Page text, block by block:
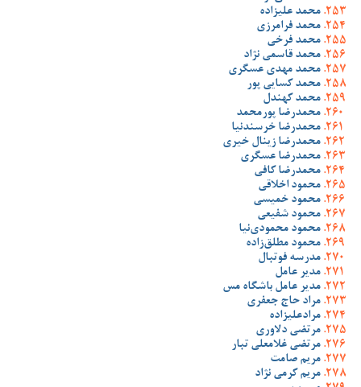
محمد علیزاده
محمد فرامرزی
محمد فرخی
محمد قاسمی نژاد
محمد مهدی عسگری
محمد کسایی پور
محمد کهندل
محمدرضا پورمحمد
محمدرضا خرسندنیا
محمدرضا زینال خیری
محمدرضا عسگری
محمدرضا کافی
محمود اخلاقی
محمود خمیسی
محمود شفیعی
محمود محمودی‌نیا
محمود مطلق‌زاده
مدرسه فوتبال
مدیر عامل
مدیر عامل باشگاه مس
مراد حاج جعفری
مرادعلیزاده
مرتضی دلاوری
مرتضی غلامعلی تبار
مریم صامت
مریم کرمی نژاد